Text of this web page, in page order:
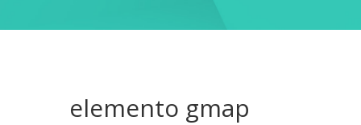
elemento gmap